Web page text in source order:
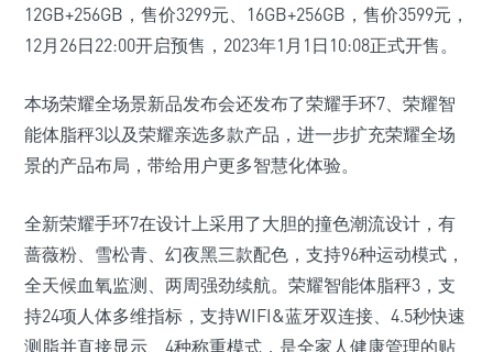
12GB+256GB，售价3299元、16GB+256GB，售价3599元，
12月26日22:00开启预售，2023年1月1日10:08正式开售。
本场荣耀全场景新品发布会还发布了荣耀手环7、荣耀智
能体脂秤3以及荣耀亲选多款产品，进一步扩充荣耀全场
景的产品布局，带给用户更多智慧化体验。
全新荣耀手环7在设计上采用了大胆的撞色潮流设计，有
蔷薇粉、雪松青、幻夜黑三款配色，支持96种运动模式，
全天候血氧监测、两周强劲续航。荣耀智能体脂秤3，支
持24项人体多维指标，支持WIFI&蓝牙双连接、4.5秒快速
测脂并直接显示、4种称重模式，是全家人健康管理的贴